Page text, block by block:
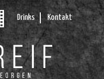
Drinks Kontakt